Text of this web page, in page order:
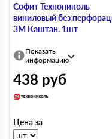
Софит Технониколь
виниловый без
3М Каштан. 1шт
Показать
информацию
438 руб
Цена за